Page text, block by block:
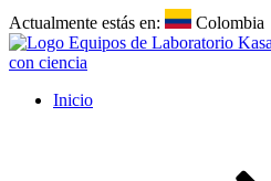
Actualmente estás en: Colombia
Inicio